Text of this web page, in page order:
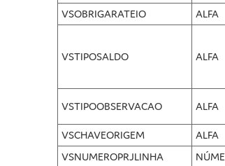
VSOBRIGARATEIO ALFA
VSTIPOSALDO ALFA
VSTIPOOBSERVACAO ALFA
VSCHAVEORIGEM ALFA
VSNUMEROPRJLINHA